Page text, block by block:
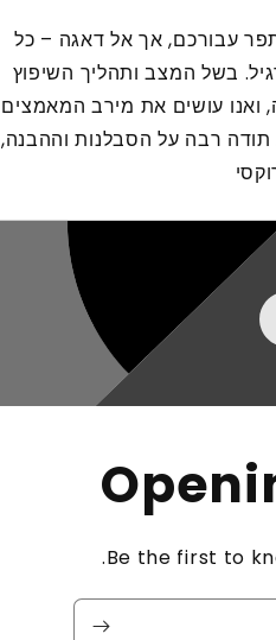
עבורכם, אך אל דאגה – כל
בשל המצב ותהליך השיפוץ
ואנו עושים את מירב המאמצים
תודה רבה על הסבלנות וההבנה,
Be the first to